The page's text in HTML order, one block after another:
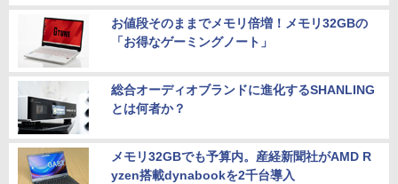
お値段そのままでメモリ倍増！メモリ32GBの
「お得なゲーミングノート」
総合オーディオブランドに進化するSHANLING
とは何者か？
メモリ32GBでも予算内。産経新聞社がAMD R
yzen搭載dynabookを2千台導入